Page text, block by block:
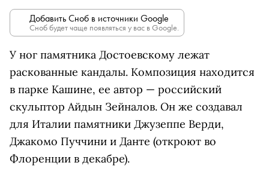
Добавить Сноб в источники Google
Сноб будет чаще появляться у вас в Google.
У ног памятника Достоевскому лежат
раскованные кандалы. Композиция находится
в парке Кашине, ее автор — российский
скульптор Айдын Зейналов. Он же создавал
для Италии памятники Джузеппе Верди,
Джакомо Пуччини и Данте (откроют во
Флоренции в декабре).